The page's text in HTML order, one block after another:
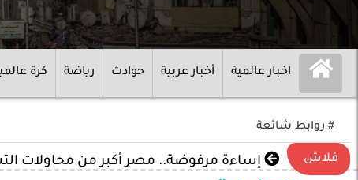
اخبار عالمية أخبار عربية حوادث رياضة كرة
# روابط شائعة
فلاش إساءة مرفوضة.. مصر أكبر من محاولات